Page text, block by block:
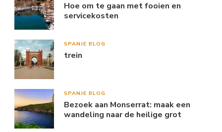
Hoe om te gaan met fooien en
servicekosten
SPANJE BLOG
trein
SPANJE BLOG
Bezoek aan Monserrat: maak een
wandeling naar de heilige grot